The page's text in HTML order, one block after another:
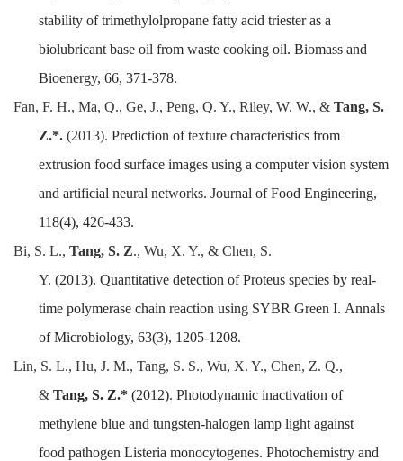
stability of trimethylolpropane fatty acid triester as a
biolubricant base oil from waste cooking oil. Biomass and
Bioenergy, 66, 371-378.
Fan, F. H., Ma, Q., Ge, J., Peng, Q. Y., Riley, W. W., & Tang, S.
Z.*. (2013). Prediction of texture characteristics from
extrusion food surface images using a computer vision system
and artificial neural networks. Journal of Food Engineering,
118(4), 426-433.
Bi, S. L., Tang, S. Z., Wu, X. Y., & Chen, S.
Y. (2013). Quantitative detection of Proteus species by real-
time polymerase chain reaction using SYBR Green I. Annals
of Microbiology, 63(3), 1205-1208.
Lin, S. L., Hu, J. M., Tang, S. S., Wu, X. Y., Chen, Z. Q.,
& Tang, S. Z.* (2012). Photodynamic inactivation of
methylene blue and tungsten-halogen lamp light against
food pathogen Listeria monocytogenes. Photochemistry and